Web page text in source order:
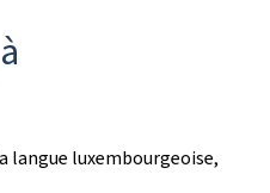
langue luxembourgeoise,